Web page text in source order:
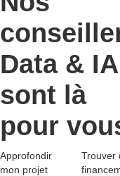
Data & IA
sont là
pour
Approfondir
mon projet
Trouver